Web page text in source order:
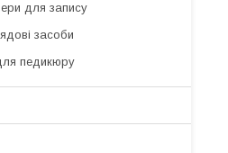
для запису
засоби
педикюру